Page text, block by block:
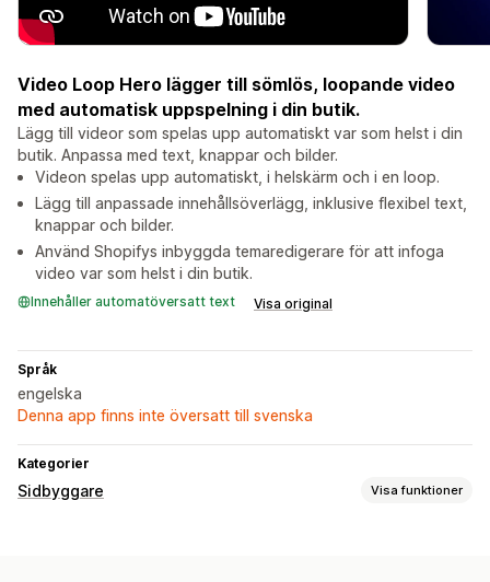
Video Loop Hero lägger till sömlös, loopande video
med automatisk uppspelning i din butik.
Lägg till videor som spelas upp automatiskt var som helst i din
butik. Anpassa med text, knappar och bilder.
Videon spelas upp automatiskt, i helskärm och i en loop.
Lägg till anpassade innehållsöverlägg, inklusive flexibel text,
knappar och bilder.
Använd Shopifys inbyggda temaredigerare för att infoga
video var som helst i din butik.
Innehåller automatöversatt text Visa original
Språk
engelska
Denna app finns inte översatt till svenska
Kategorier
Sidbyggare Visa funktioner